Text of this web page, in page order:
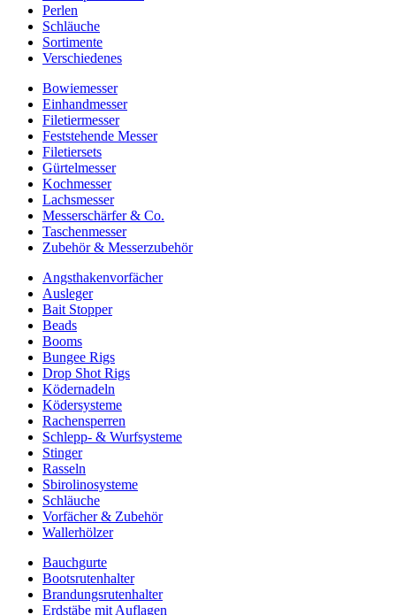
Perlen
Schläuche
Sortimente
Verschiedenes
Bowiemesser
Einhandmesser
Filetiermesser
Feststehende Messer
Filetiersets
Gürtelmesser
Kochmesser
Lachsmesser
Messerschärfer & Co.
Taschenmesser
Zubehör & Messerzubehör
Angsthakenvorfächer
Ausleger
Bait Stopper
Beads
Booms
Bungee Rigs
Drop Shot Rigs
Ködernadeln
Ködersysteme
Rachensperren
Schlepp- & Wurfsysteme
Stinger
Rasseln
Sbirolinosysteme
Schläuche
Vorfächer & Zubehör
Wallerhölzer
Bauchgurte
Bootsrutenhalter
Brandungsrutenhalter
Erdstäbe mit Auflagen